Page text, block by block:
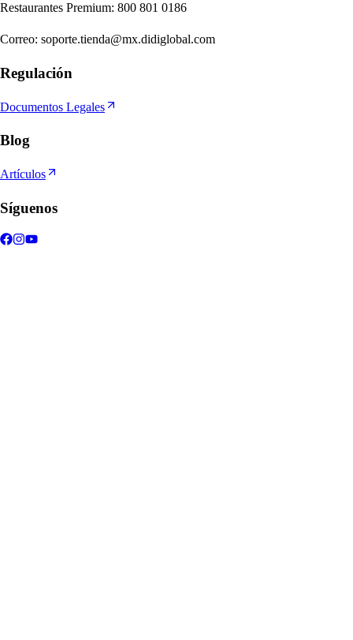
Restaurantes Premium: 800 801 0186
Correo: soporte.tienda@mx.didiglobal.com
Regulación
Documentos Legales
Blog
Artículos
Síguenos